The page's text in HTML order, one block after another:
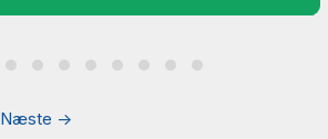
Næste →